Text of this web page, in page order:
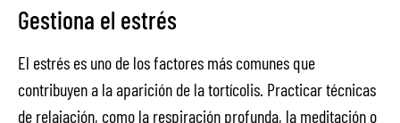
Gestiona el estrés
El estrés es uno de los factores más comunes que
contribuyen a la aparición de la tortícolis. Practicar técnicas
de relajación, como la respiración profunda, la meditación o